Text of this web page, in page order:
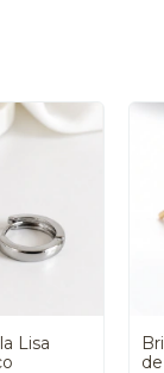
Lisa